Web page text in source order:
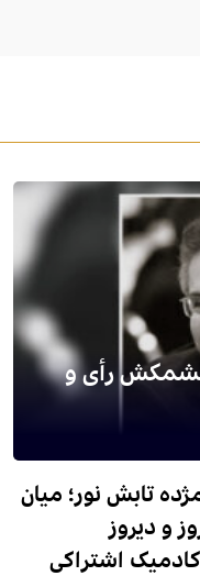
کشمکش رأی و
تابش نور؛ میان
و دیروز
اشتراکی